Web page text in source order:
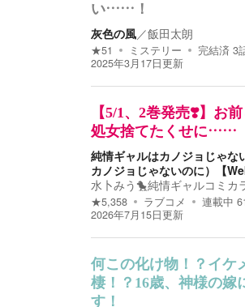
い……！
灰色の風／飯田太朗
★51 ミステリー 完結済 3
2025年3月17日更新
【5/1、2巻発売❣️】お
処女捨てたくせに……
純情ギャルはカノジョじゃな
カノジョじゃないのに）【
水卜みう🐤純情ギャルコミカ
★5,358 ラブコメ 連載中
2026年7月15日更新
何この化け物！？イケ
棲！？16歳、神様の嫁
す！